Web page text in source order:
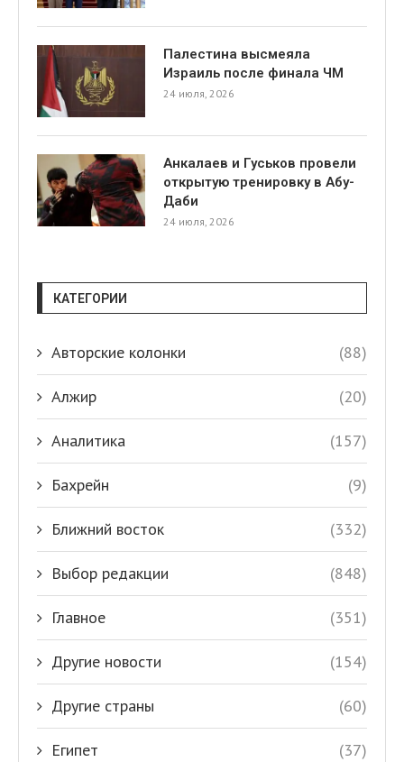
Палестина высмеяла
Израиль после финала ЧМ
24 июля, 2026
Анкалаев и Гуськов провели
открытую тренировку в Абу-
Даби
24 июля, 2026
КАТЕГОРИИ
Авторские колонки (88)
Алжир (20)
Аналитика (157)
Бахрейн (9)
Ближний восток (332)
Выбор редакции (848)
Главное (351)
Другие новости (154)
Другие страны (60)
Египет (37)